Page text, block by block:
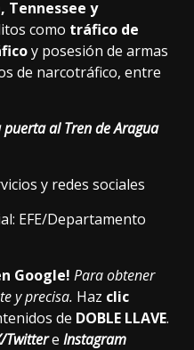
Tennessee y
como tráfico de
y posesión de armas
de narcotráfico, entre
al Tren de Aragua
y redes sociales
EFE/Departamento
Google! Para obtener
y precisa. Haz clic
de DOBLE LLAVE.
Twittere Instagram